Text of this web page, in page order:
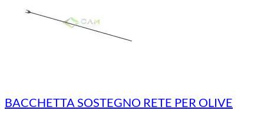
BACCHETTA SOSTEGNO RETE PER OLIVE